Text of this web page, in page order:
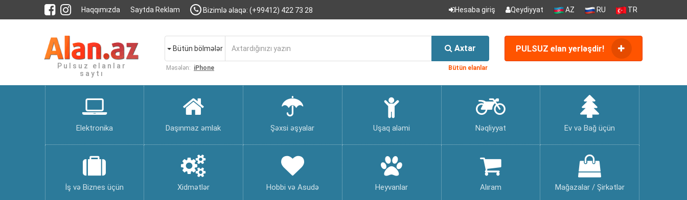
Haqqımızda Saytda Reklam Bizimlə əlaqə: (+99412) 422 73 28 Hesaba giriş Qeydiyyat AZ RU TR
Pulsuz elanlar
saytı
Bütün bölmələr Axtar
Məsələn: iPhone Bütün elanlar
PULSUZ elan yerləşdir!
Elektronika Daşınmaz əmlak Şəxsi əşyalar Uşaq aləmi Nəqliyyat Ev və Bağ üçün
İş və Biznes üçün Xidmətlər Hobbi və Asudə Heyvanlar Alıram Mağazalar / Şirkətlər